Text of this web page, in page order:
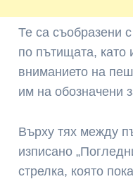
Те са съобразени
по пътищата, като
вниманието на
им на обозначени
Върху тях между
изписано
стрелка, която